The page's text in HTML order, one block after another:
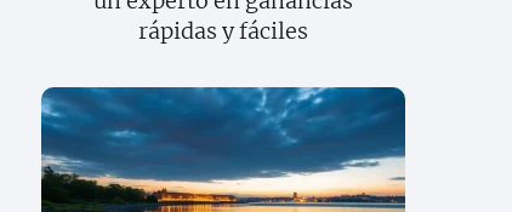
rápidas y fáciles